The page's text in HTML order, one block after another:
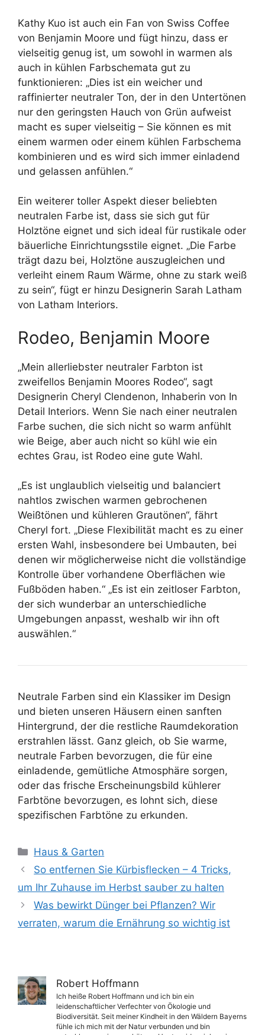
Kathy Kuo ist auch ein Fan von Swiss Coffee
von Benjamin Moore und fügt hinzu, dass er
vielseitig genug ist, um sowohl in warmen als
auch in kühlen Farbschemata gut zu
funktionieren: „Dies ist ein weicher und
raffinierter neutraler Ton, der in den Untertönen
nur den geringsten Hauch von Grün aufweist
macht es super vielseitig – Sie können es mit
einem warmen oder einem kühlen Farbschema
kombinieren und es wird sich immer einladend
und gelassen anfühlen.“
Ein weiterer toller Aspekt dieser beliebten
neutralen Farbe ist, dass sie sich gut für
Holztöne eignet und sich ideal für rustikale oder
bäuerliche Einrichtungsstile eignet. „Die Farbe
trägt dazu bei, Holztöne auszugleichen und
verleiht einem Raum Wärme, ohne zu stark weiß
zu sein“, fügt er hinzu Designerin Sarah Latham
von Latham Interiors.
Rodeo, Benjamin Moore
„Mein allerliebster neutraler Farbton ist
zweifellos Benjamin Moores Rodeo“, sagt
Designerin Cheryl Clendenon, Inhaberin von In
Detail Interiors. Wenn Sie nach einer neutralen
Farbe suchen, die sich nicht so warm anfühlt
wie Beige, aber auch nicht so kühl wie ein
echtes Grau, ist Rodeo eine gute Wahl.
„Es ist unglaublich vielseitig und balanciert
nahtlos zwischen warmen gebrochenen
Weißtönen und kühleren Grautönen“, fährt
Cheryl fort. „Diese Flexibilität macht es zu einer
ersten Wahl, insbesondere bei Umbauten, bei
denen wir möglicherweise nicht die vollständige
Kontrolle über vorhandene Oberflächen wie
Fußböden haben.“ „Es ist ein zeitloser Farbton,
der sich wunderbar an unterschiedliche
Umgebungen anpasst, weshalb wir ihn oft
auswählen.“
Neutrale Farben sind ein Klassiker im Design
und bieten unseren Häusern einen sanften
Hintergrund, der die restliche Raumdekoration
erstrahlen lässt. Ganz gleich, ob Sie warme,
neutrale Farben bevorzugen, die für eine
einladende, gemütliche Atmosphäre sorgen,
oder das frische Erscheinungsbild kühlerer
Farbtöne bevorzugen, es lohnt sich, diese
spezifischen Farbtöne zu erkunden.
Kategorien
Haus & Garten
So entfernen Sie Kürbisflecken – 4 Tricks,
um Ihr Zuhause im Herbst sauber zu halten
Was bewirkt Dünger bei Pflanzen? Wir
verraten, warum die Ernährung so wichtig ist
Robert Hoffmann
Ich heiße Robert Hoffmann und ich bin ein
leidenschaftlicher Verfechter von Ökologie und
Biodiversität. Seit meiner Kindheit in den Wäldern Bayerns
fühle ich mich mit der Natur verbunden und bin